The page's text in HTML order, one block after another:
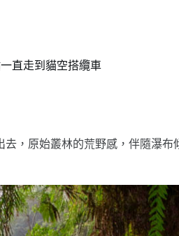
直走到貓空搭纜車
，原始叢林的荒野感，伴隨瀑布